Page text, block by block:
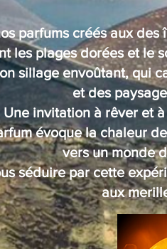
parfums créés aux
les plages dorées et le
sillage envoûtant, qui
et des
Une invitation à rêver et
évoque la chaleur
vers un monde
séduire par cette
aux